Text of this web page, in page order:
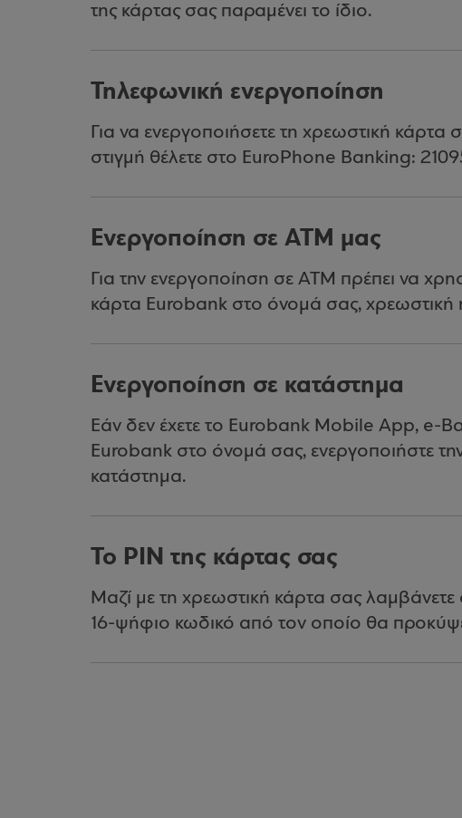
της κάρτας σας παραμένει το ίδιο.
Τηλεφωνική ενεργοποίηση
Για να ενεργοποιήσετε τη χρεωστική
στιγμή θέλετε στο EuroPhone Banking:
Ενεργοποίηση σε ΑΤΜ μας
Για την ενεργοποίηση σε ΑΤΜ πρέπει να
κάρτα Eurobank στο όνομά σας, χρεωστική
Ενεργοποίηση σε κατάστημα
Εάν δεν έχετε το Eurobank Mobile App, e-
Eurobank στο όνομά σας, ενεργοποιήστε
κατάστημα.
Το PIN της κάρτας σας
Μαζί με τη χρεωστική κάρτα σας λαμβάνετε
16-ψήφιο κωδικό από τον οποίο θα